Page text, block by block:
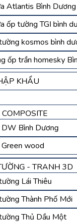
Atlantis Bình Dương
ốp tường TGI bình
kosmos bình
ốp trần homesky
KHẨU
DW Bình Dương
Green wood
- TRANH 3D
Lái Thiêu
Thành Phố Mới
Thủ Dầu Một